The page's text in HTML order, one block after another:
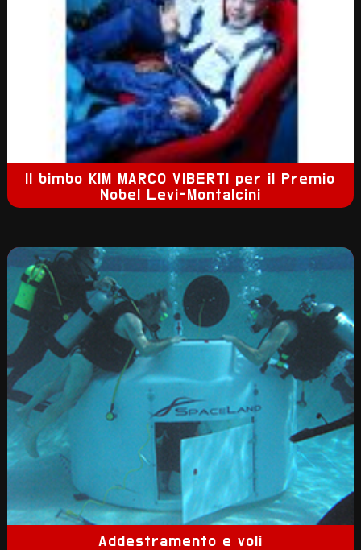
Il bimbo KIM MARCO VIBERTI per il Premio
Nobel Levi-Montalcini
Addestramento e voli